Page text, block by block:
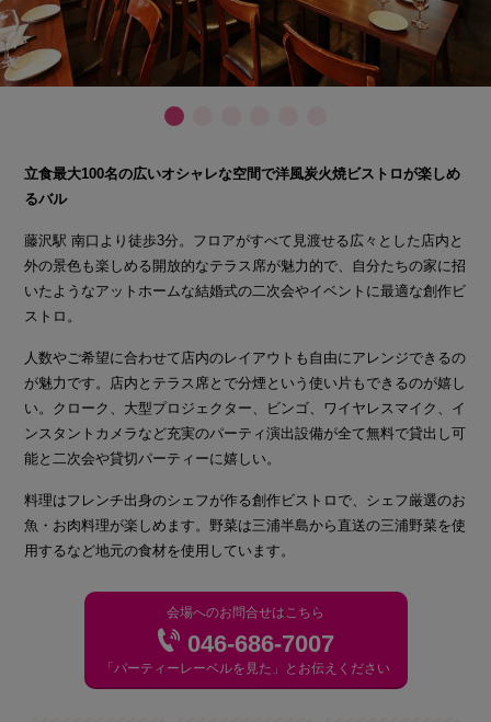
立食最大100名の広いオシャレな空間で洋風炭火焼ビストロが楽しめ
るバル
藤沢駅 南口より徒歩3分。フロアがすべて見渡せる広々とした店内と
外の景色も楽しめる開放的なテラス席が魅力的で、自分たちの家に招
いたようなアットホームな結婚式の二次会やイベントに最適な創作ビ
ストロ。
人数やご希望に合わせて店内のレイアウトも自由にアレンジできるの
が魅力です。店内とテラス席とで分煙という使い片もできるのが嬉し
い。クローク、大型プロジェクター、ビンゴ、ワイヤレスマイク、イ
ンスタントカメラなど充実のパーティ演出設備が全て無料で貸出し可
能と二次会や貸切パーティーに嬉しい。
料理はフレンチ出身のシェフが作る創作ビストロで、シェフ厳選のお
魚・お肉料理が楽しめます。野菜は三浦半島から直送の三浦野菜を使
用するなど地元の食材を使用しています。
会場へのお問合せはこちら
046-686-7007
「パーティーレーベルを見た」とお伝えください